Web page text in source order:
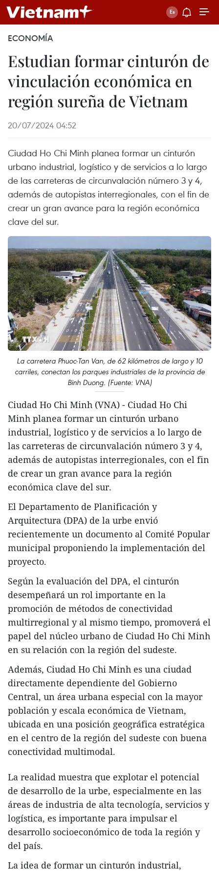
ECONOMÍA
Estudian formar cinturón de
vinculación económica en
región sureña de Vietnam
20/07/2024 04:52
Ciudad Ho Chi Minh planea formar un cinturón
urbano industrial, logístico y de servicios a lo largo
de las carreteras de circunvalación número 3 y 4,
además de autopistas interregionales, con el fin de
crear un gran avance para la región económica
clave del sur.
La carretera Phuoc-Tan Van, de 62 kilómetros de largo y 10
carriles, conectan los parques industriales de la provincia de
Binh Duong. (Fuente: VNA)
Ciudad Ho Chi Minh (VNA) - Ciudad Ho Chi
Minh planea formar un cinturón urbano
industrial, logístico y de servicios a lo largo de
las carreteras de circunvalación número 3 y 4,
además de autopistas interregionales, con el fin
de crear un gran avance para la región
económica clave del sur.
El Departamento de Planificación y
Arquitectura (DPA) de la urbe envió
recientemente un documento al Comité Popular
municipal proponiendo la implementación del
proyecto.
Según la evaluación del DPA, el cinturón
desempeñará un rol importante en la
promoción de métodos de conectividad
multirregional y al mismo tiempo, promoverá el
papel del núcleo urbano de Ciudad Ho Chi Minh
en su relación con la región del sudeste.
Además, Ciudad Ho Chi Minh es una ciudad
directamente dependiente del Gobierno
Central, un área urbana especial con la mayor
población y escala económica de Vietnam,
ubicada en una posición geográfica estratégica
en el centro de la región del sudeste con buena
conectividad multimodal.
La realidad muestra que explotar el potencial
de desarrollo de la urbe, especialmente en las
áreas de industria de alta tecnología, servicios y
logística, es importante para impulsar el
desarrollo socioeconómico de toda la región y
del país.
La idea de formar un cinturón industrial,